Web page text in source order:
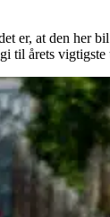
er, at den her
til årets vigtigste